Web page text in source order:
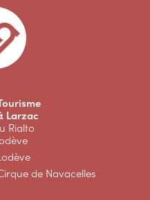
Larzac
Rialto
de Navacelles